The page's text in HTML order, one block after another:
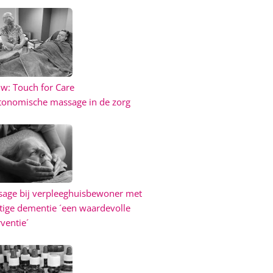
Touch for Care
massage in de zorg
bij verpleeghuisbewoner met
dementie ´een waardevolle